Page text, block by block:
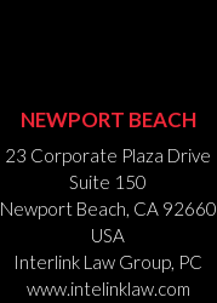
NEWPORT BEACH
23 Corporate Plaza Drive
Suite 150
Newport Beach, CA 92660
USA
Interlink Law Group, PC
www.intelinklaw.com